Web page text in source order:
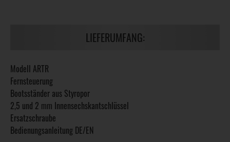
LIEFERUMFANG:
Modell ARTR
Fernsteuerung
Bootsständer aus Styropor
2,5 und 2 mm Innensechskantschlüssel
Ersatzschraube
Bedienungsanleitung DE/EN